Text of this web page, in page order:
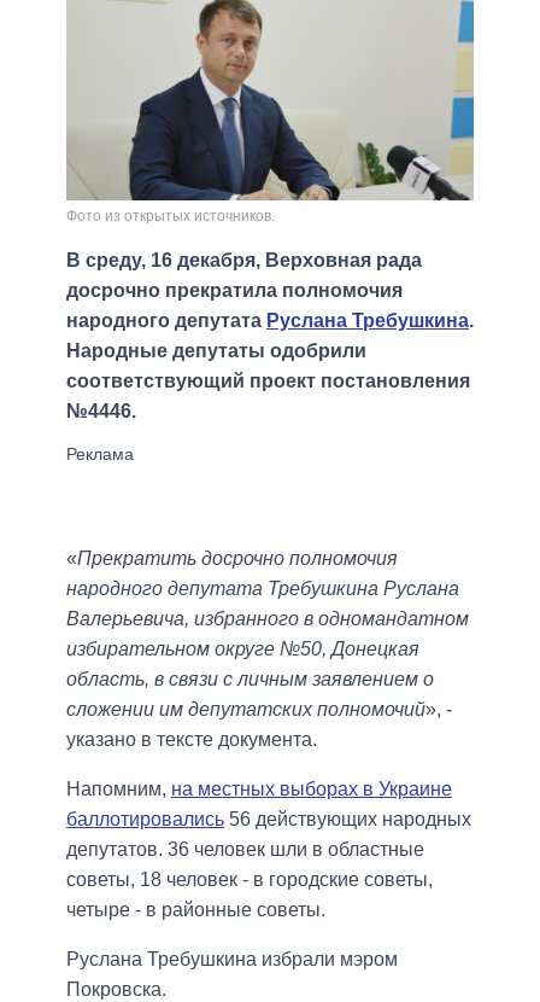
Фото из открытых источников.
В среду, 16 декабря, Верховная рада
досрочно прекратила полномочия
народного депутата Руслана Требушкина.
Народные депутаты одобрили
соответствующий проект постановления
№4446.
«Прекратить досрочно полномочия
народного депутата Требушкина Руслана
Валерьевича, избранного в одномандатном
избирательном округе №50, Донецкая
область, в связи с личным заявлением о
сложении им депутатских полномочий», -
указано в тексте документа.
Напомним, на местных выборах в Украине
баллотировались 56 действующих народных
депутатов. 36 человек шли в областные
советы, 18 человек - в городские советы,
четыре - в районные советы.
Руслана Требушкина избрали мэром
Покровска.